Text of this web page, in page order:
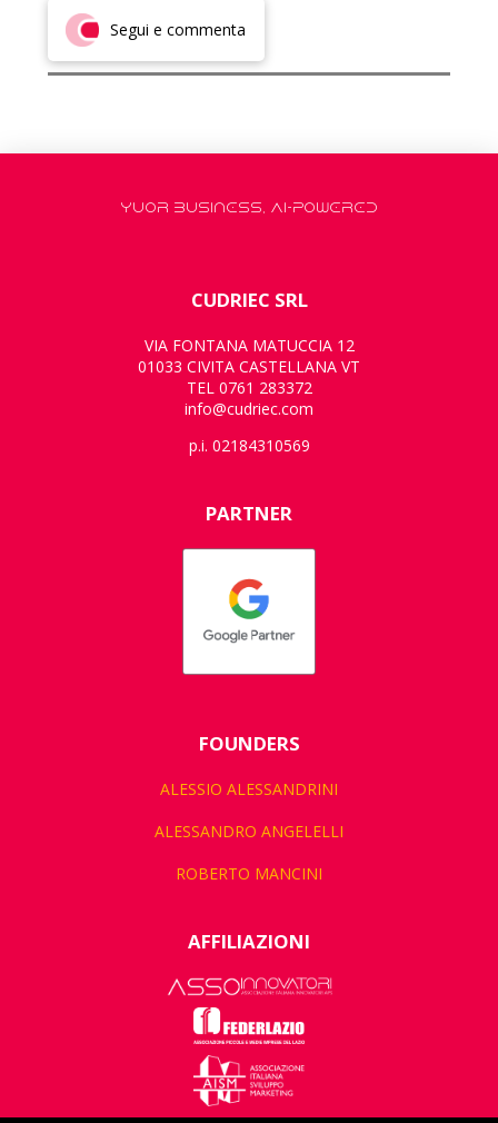
Segui e commenta
YUOR BUSINESS, AI-POWERED
CUDRIEC SRL
VIA FONTANA MATUCCIA 12
01033 CIVITA CASTELLANA VT
TEL 0761 283372
info@cudriec.com
p.i. 02184310569
PARTNER
FOUNDERS
ALESSIO ALESSANDRINI
ALESSANDRO ANGELELLI
ROBERTO MANCINI
AFFILIAZIONI